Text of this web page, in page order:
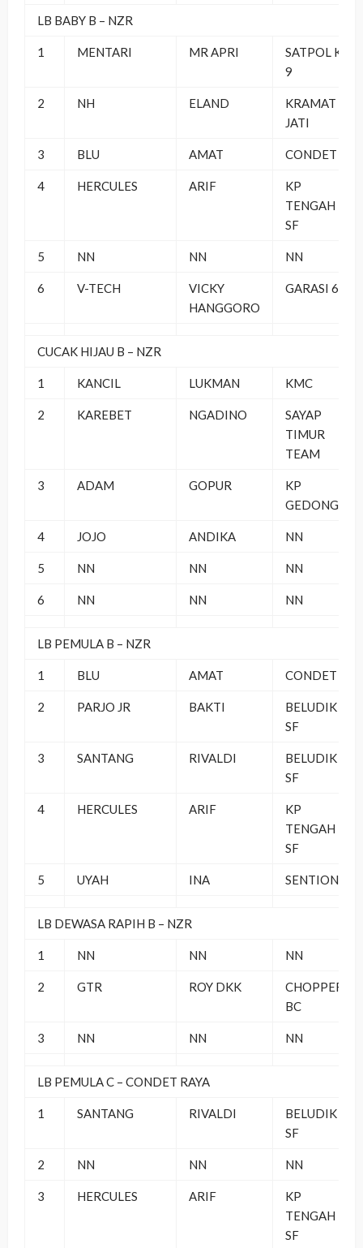
LB BABY B – NZR
1 MENTARI MR APRI
SATPOL K-
9
2 NH ELAND
KRAMAT
JATI
3 BLU AMAT CONDET
4 HERCULES ARIF
KP
TENGAH
SF
5 NN NN NN
6 V-TECH
VICKY
HANGGORO
GARASI 69
CUCAK HIJAU B – NZR
1 KANCIL LUKMAN KMC
2 KAREBET NGADINO
SAYAP
TIMUR
TEAM
3 ADAM GOPUR
KP
GEDONG
4 JOJO ANDIKA NN
5 NN NN NN
6 NN NN NN
LB PEMULA B – NZR
1 BLU AMAT CONDET
2 PARJO JR BAKTI
BELUDIK
SF
3 SANTANG RIVALDI
BELUDIK
SF
4 HERCULES ARIF
KP
TENGAH
SF
5 UYAH INA SENTIONG
LB DEWASA RAPIH B – NZR
1 NN NN NN
2 GTR ROY DKK
CHOPPER
BC
3 NN NN NN
LB PEMULA C – CONDET RAYA
1 SANTANG RIVALDI
BELUDIK
SF
2 NN NN NN
3 HERCULES ARIF
KP
TENGAH
SF